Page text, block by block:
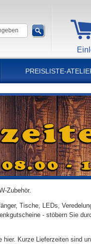
PREISLISTE-
Zubehör.
Tische, LEDs,
- stöbern Sie
Kurze Lieferzeiten sind